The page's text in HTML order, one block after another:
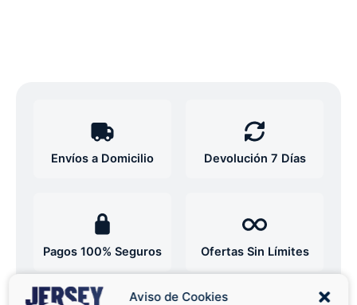
Aviso de Cookies
Envíos a Domicilio Devolución 7 Días
Pagos 100% Seguros Ofertas Sin Límites